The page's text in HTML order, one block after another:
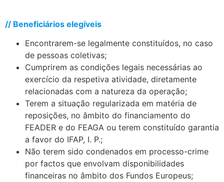
// Beneficiários elegíveis
Encontrarem-se legalmente constituídos, no caso
de pessoas coletivas;
Cumprirem as condições legais necessárias ao
exercício da respetiva atividade, diretamente
relacionadas com a natureza da operação;
Terem a situação regularizada em matéria de
reposições, no âmbito do financiamento do
FEADER e do FEAGA ou terem constituído garantia
a favor do IFAP, I. P.;
Não terem sido condenados em processo-crime
por factos que envolvam disponibilidades
financeiras no âmbito dos Fundos Europeus;